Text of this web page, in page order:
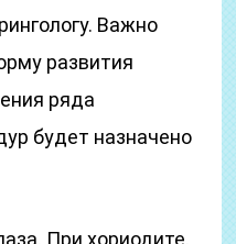
Важно
развития
ряда
будет назначено
При хориодите,